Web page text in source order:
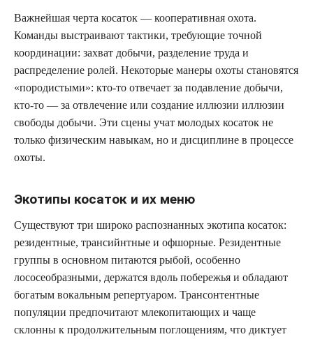
Важнейшая черта косаток — кооперативная охота.
Команды выстраивают тактики, требующие точной
координации: захват добычи, разделение труда и
распределение ролей. Некоторые манеры охоты становятся
«породистыми»: кто-то отвечает за подавление добычи,
кто-то — за отвлечение или создание иллюзии иллюзии
свободы добычи. Эти сцены учат молодых косаток не
только физическим навыкам, но и дисциплине в процессе
охоты.
Экотипы косаток и их меню
Существуют три широко распознанных экотипа косаток:
резидентные, трансийнтные и офшорные. Резидентные
группы в основном питаются рыбой, особенно
лососеобразными, держатся вдоль побережья и обладают
богатым вокальным репертуаром. Трансонтентные
популяции предпочитают млекопитающих и чаще
склонны к продолжительным поглощениям, что диктует